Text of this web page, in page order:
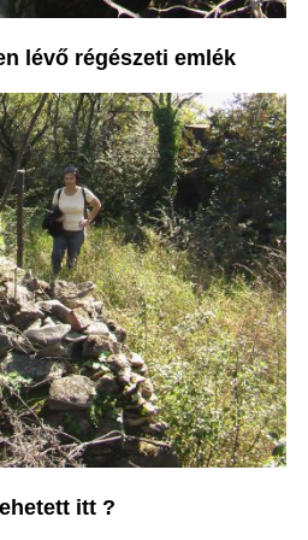
lévő régészeti emlék
itt ?